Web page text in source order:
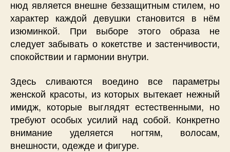
нюд является внешне беззащитным стилем, но
характер каждой девушки становится в нём
изюминкой. При выборе этого образа не
следует забывать о кокетстве и застенчивости,
спокойствии и гармонии внутри.
Здесь сливаются воедино все параметры
женской красоты, из которых вытекает нежный
имидж, которые выглядят естественными, но
требуют особых усилий над собой. Конкретно
внимание уделяется ногтям, волосам,
внешности, одежде и фигуре.